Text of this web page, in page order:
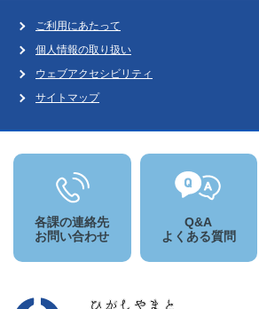
ご利用にあたって
個人情報の取り扱い
ウェブアクセシビリティ
サイトマップ
各課の連絡先
お問い合わせ
Q&A
よくある質問